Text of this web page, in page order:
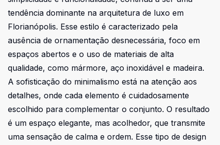
tendência dominante na arquitetura de luxo em
Florianópolis. Esse estilo é caracterizado pela
ausência de ornamentação desnecessária, foco em
espaços abertos e o uso de materiais de alta
qualidade, como mármore, aço inoxidável e madeira.
A sofisticação do minimalismo está na atenção aos
detalhes, onde cada elemento é cuidadosamente
escolhido para complementar o conjunto. O resultado
é um espaço elegante, mas acolhedor, que transmite
uma sensação de calma e ordem. Esse tipo de design